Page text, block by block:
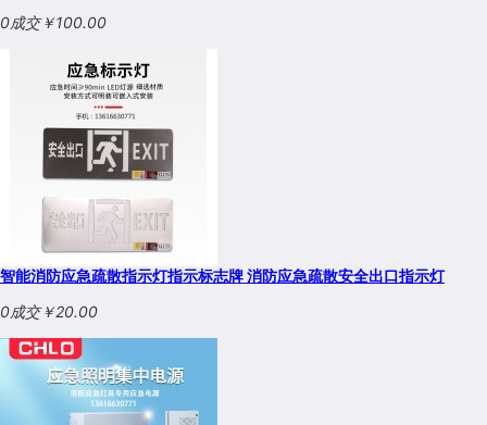
0成交￥100.00
智能消防应急疏散指示灯指示标志牌 消防应急疏散安全出口指示灯
0成交￥20.00